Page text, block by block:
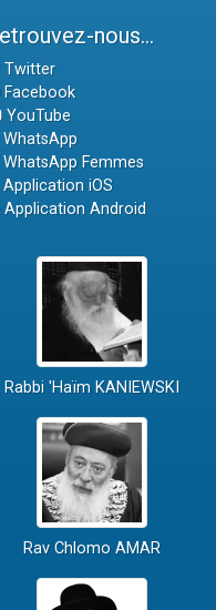
nous...
Twitter
Facebook
YouTube
WhatsApp
WhatsApp Femmes
Application iOS
Application Android
Rabbi 'Haïm KANIEWSKI
Rav Chlomo AMAR